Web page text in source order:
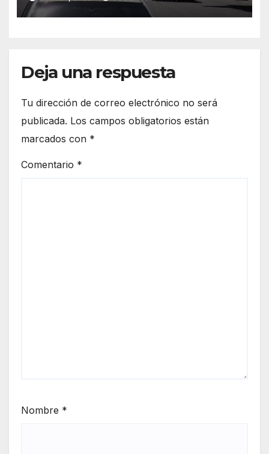
Deja una respuesta
Tu dirección de correo electrónico no será
publicada. Los campos obligatorios están
marcados con *
Comentario *
Nombre *